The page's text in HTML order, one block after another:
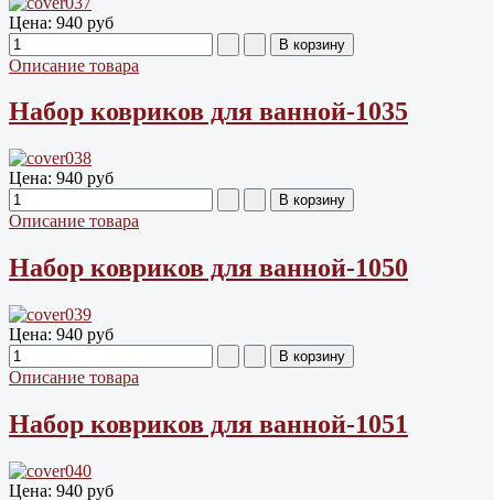
Цена: 940 руб
Описание товара
Набор ковриков для ванной-1035
Цена: 940 руб
Описание товара
Набор ковриков для ванной-1050
Цена: 940 руб
Описание товара
Набор ковриков для ванной-1051
Цена: 940 руб